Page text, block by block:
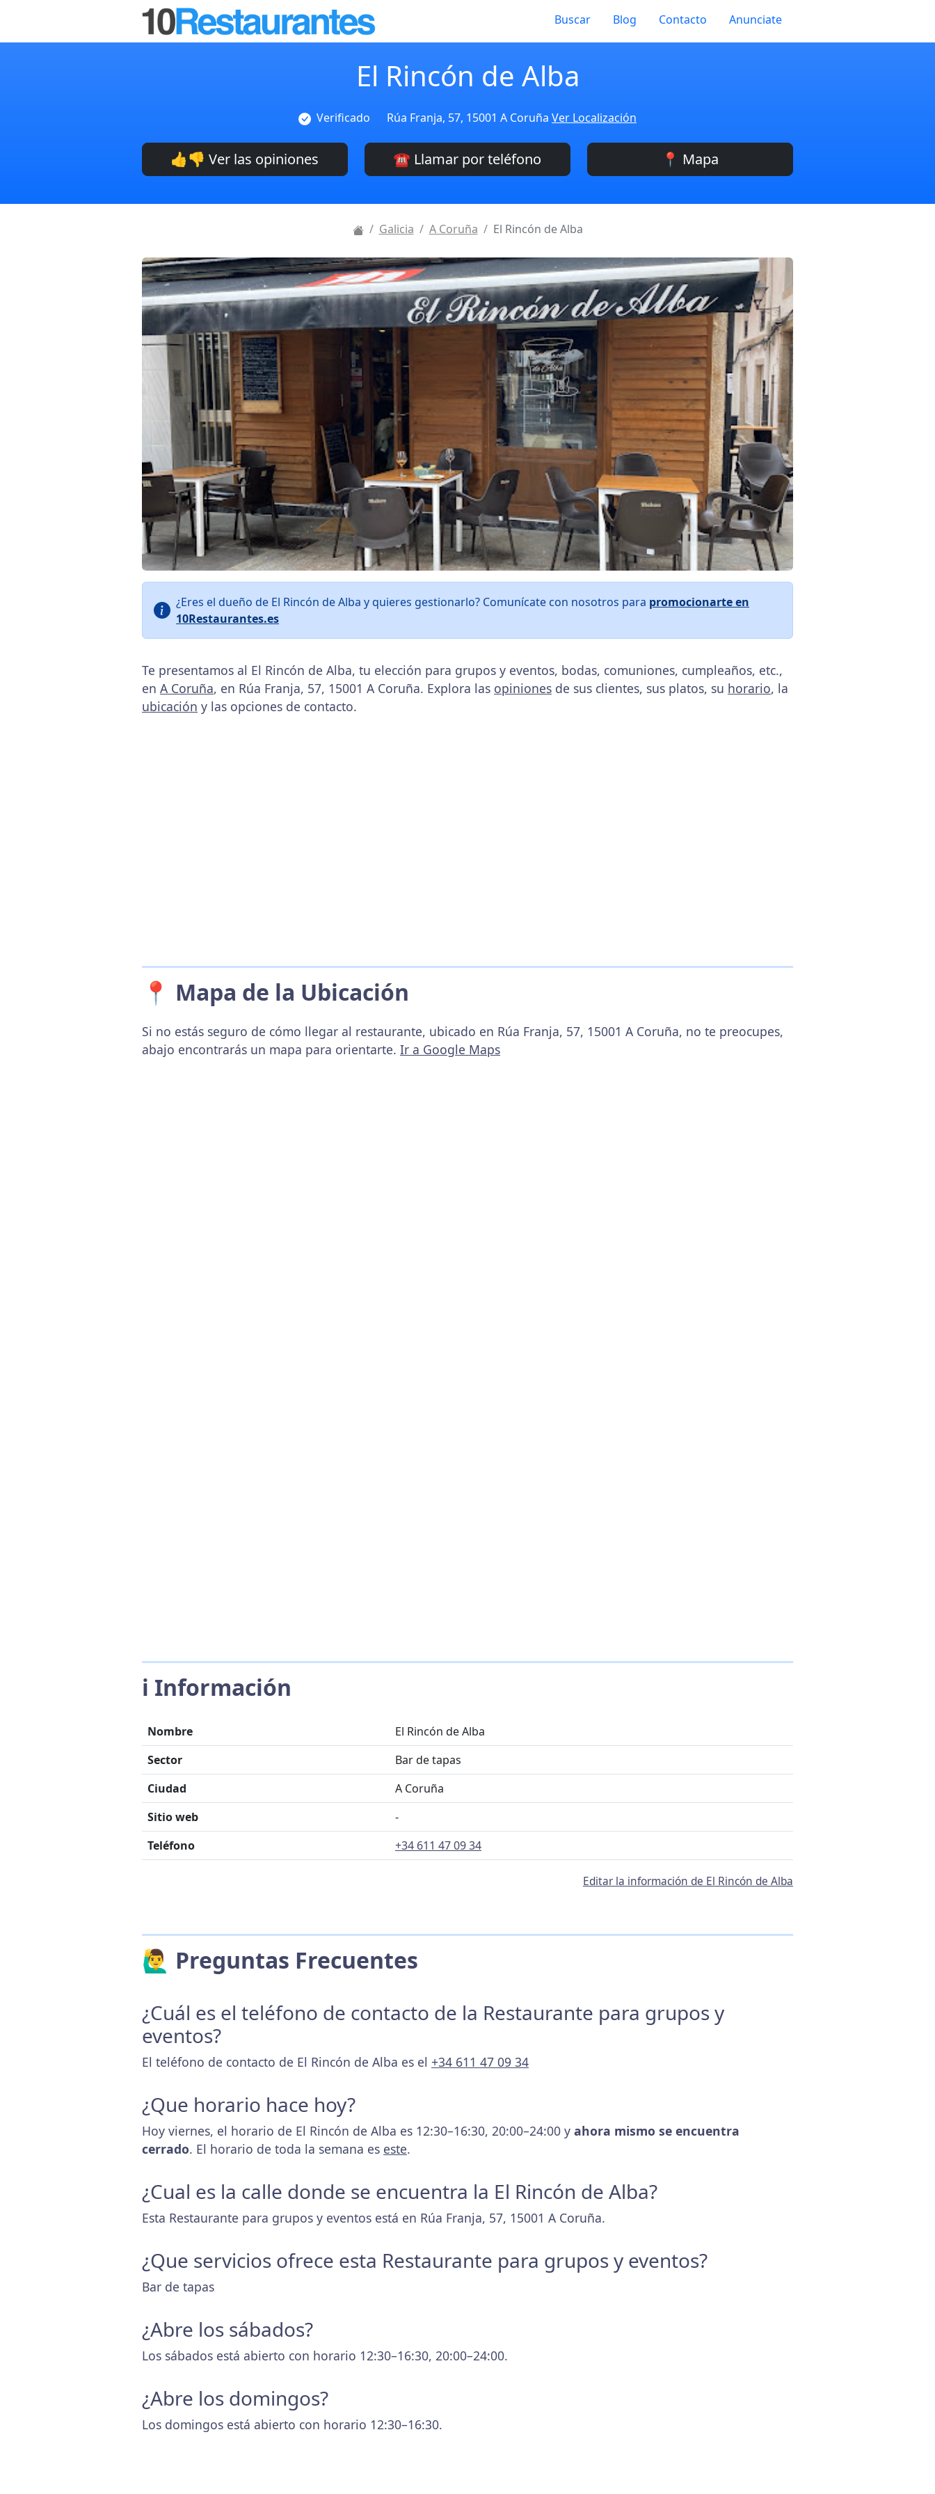
Buscar Blog Contacto Anunciate
El Rincón de Alba
Verificado Rúa Franja, 57, 15001 A Coruña Ver Localización
👍👎 Ver las opiniones ☎️ Llamar por teléfono 📍 Mapa
Galicia A Coruña El Rincón de Alba
¿Eres el dueño de El Rincón de Alba y quieres gestionarlo? Comunícate con nosotros para promocionarte en
10Restaurantes.es
Te presentamos al El Rincón de Alba, tu elección para grupos y eventos, bodas, comuniones, cumpleaños, etc.,
en A Coruña, en Rúa Franja, 57, 15001 A Coruña. Explora las opiniones de sus clientes, sus platos, su horario, la
ubicación y las opciones de contacto.
📍 Mapa de la Ubicación
Si no estás seguro de cómo llegar al restaurante, ubicado en Rúa Franja, 57, 15001 A Coruña, no te preocupes,
abajo encontrarás un mapa para orientarte. Ir a Google Maps
ℹ️ Información
Nombre
El Rincón de Alba
Sector
Bar de tapas
Ciudad
A Coruña
Sitio web
-
Teléfono
+34 611 47 09 34
Editar la información de El Rincón de Alba
🙋‍♂️ Preguntas Frecuentes
¿Cuál es el teléfono de contacto de la Restaurante para grupos y
eventos?
El teléfono de contacto de El Rincón de Alba es el +34 611 47 09 34
¿Que horario hace hoy?
Hoy viernes, el horario de El Rincón de Alba es 12:30–16:30, 20:00–24:00 y ahora mismo se encuentra
cerrado. El horario de toda la semana es este.
¿Cual es la calle donde se encuentra la El Rincón de Alba?
Esta Restaurante para grupos y eventos está en Rúa Franja, 57, 15001 A Coruña.
¿Que servicios ofrece esta Restaurante para grupos y eventos?
Bar de tapas
¿Abre los sábados?
Los sábados está abierto con horario 12:30–16:30, 20:00–24:00.
¿Abre los domingos?
Los domingos está abierto con horario 12:30–16:30.